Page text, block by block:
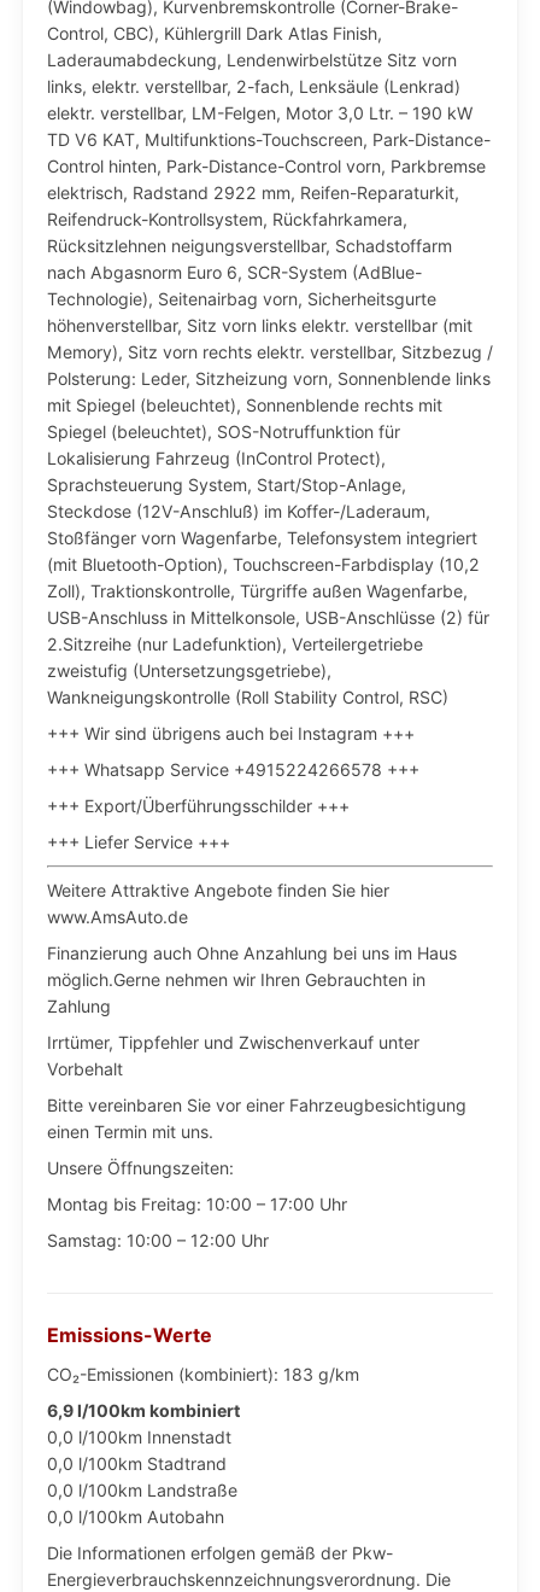
(Windowbag), Kurvenbremskontrolle (Corner-Brake-
Control, CBC), Kühlergrill Dark Atlas Finish,
Laderaumabdeckung, Lendenwirbelstütze Sitz vorn
links, elektr. verstellbar, 2-fach, Lenksäule (Lenkrad)
elektr. verstellbar, LM-Felgen, Motor 3,0 Ltr. – 190 kW
TD V6 KAT, Multifunktions-Touchscreen, Park-Distance-
Control hinten, Park-Distance-Control vorn, Parkbremse
elektrisch, Radstand 2922 mm, Reifen-Reparaturkit,
Reifendruck-Kontrollsystem, Rückfahrkamera,
Rücksitzlehnen neigungsverstellbar, Schadstoffarm
nach Abgasnorm Euro 6, SCR-System (AdBlue-
Technologie), Seitenairbag vorn, Sicherheitsgurte
höhenverstellbar, Sitz vorn links elektr. verstellbar (mit
Memory), Sitz vorn rechts elektr. verstellbar, Sitzbezug /
Polsterung: Leder, Sitzheizung vorn, Sonnenblende links
mit Spiegel (beleuchtet), Sonnenblende rechts mit
Spiegel (beleuchtet), SOS-Notruffunktion für
Lokalisierung Fahrzeug (InControl Protect),
Sprachsteuerung System, Start/Stop-Anlage,
Steckdose (12V-Anschluß) im Koffer-/Laderaum,
Stoßfänger vorn Wagenfarbe, Telefonsystem integriert
(mit Bluetooth-Option), Touchscreen-Farbdisplay (10,2
Zoll), Traktionskontrolle, Türgriffe außen Wagenfarbe,
USB-Anschluss in Mittelkonsole, USB-Anschlüsse (2) für
2.Sitzreihe (nur Ladefunktion), Verteilergetriebe
zweistufig (Untersetzungsgetriebe),
Wankneigungskontrolle (Roll Stability Control, RSC)
+++ Wir sind übrigens auch bei Instagram +++
+++ Whatsapp Service +4915224266578 +++
+++ Export/Überführungsschilder +++
+++ Liefer Service +++
Weitere Attraktive Angebote finden Sie hier
www.AmsAuto.de
Finanzierung auch Ohne Anzahlung bei uns im Haus
möglich.Gerne nehmen wir Ihren Gebrauchten in
Zahlung
Irrtümer, Tippfehler und Zwischenverkauf unter
Vorbehalt
Bitte vereinbaren Sie vor einer Fahrzeugbesichtigung
einen Termin mit uns.
Unsere Öffnungszeiten:
Montag bis Freitag: 10:00 – 17:00 Uhr
Samstag: 10:00 – 12:00 Uhr
Emissions-Werte
CO₂-Emissionen (kombiniert): 183 g/km
6,9 l/100km kombiniert
0,0 l/100km Innenstadt
0,0 l/100km Stadtrand
0,0 l/100km Landstraße
0,0 l/100km Autobahn
Die Informationen erfolgen gemäß der Pkw-
Energieverbrauchskennzeichnungsverordnung. Die